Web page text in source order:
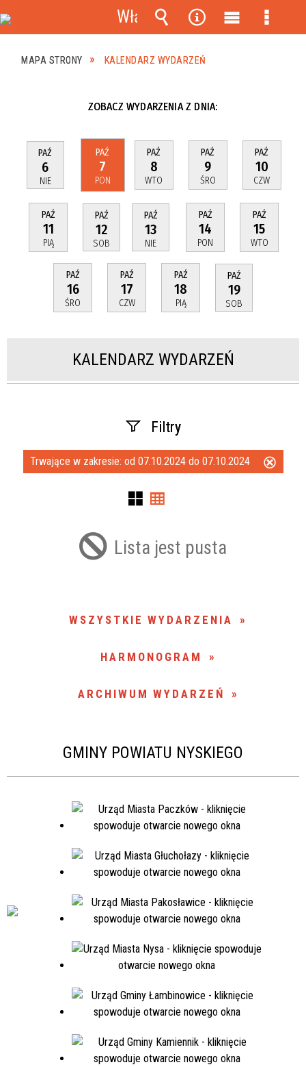
MAPA STRONY KALENDARZ WYDARZEŃ
ZOBACZ WYDARZENIA Z DNIA:
PAŹ
6
NIE
PAŹ
7
PON
PAŹ
8
WTO
PAŹ
9
ŚRO
PAŹ
10
CZW
PAŹ
11
PIĄ
PAŹ
12
SOB
PAŹ
13
NIE
PAŹ
14
PON
PAŹ
15
WTO
PAŹ
16
ŚRO
PAŹ
17
CZW
PAŹ
18
PIĄ
PAŹ
19
SOB
KALENDARZ WYDARZEŃ
Filtry
Szukana fraza
Trwające w zakresie: od 07.10.2024 do 07.10.2024
Lista jest pusta
WSZYSTKIE WYDARZENIA
HARMONOGRAM
ARCHIWUM WYDARZEŃ
GMINY POWIATU NYSKIEGO
Włącz
powiadomienia
Wyszukiwarka
Narzędzia
MenuMenu